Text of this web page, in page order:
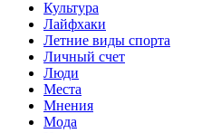
Культура
Лайфхаки
Летние виды спорта
Личный счет
Люди
Места
Мнения
Мода